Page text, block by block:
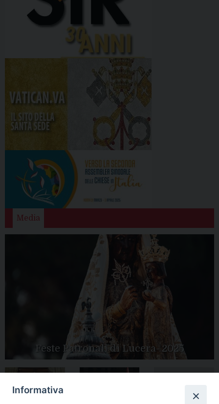
Media
Feste Patronali di Lucera- 2025
Tutte le gallery
Informativa